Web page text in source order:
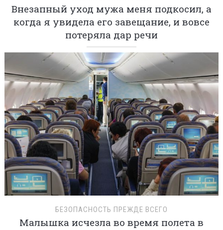
Внезапный уход мужа меня подкосил, а
когда я увидела его завещание, и вовсе
потеряла дар речи
БЕЗОПАСНОСТЬ ПРЕЖДЕ ВСЕГО
Малышка исчезла во время полета в